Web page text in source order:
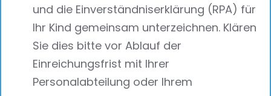
und die Einverständniserklärung (RPA) für
Ihr Kind gemeinsam unterzeichnen. Klären
Sie dies bitte vor Ablauf der
Einreichungsfrist mit Ihrer
Personalabteilung oder Ihrem